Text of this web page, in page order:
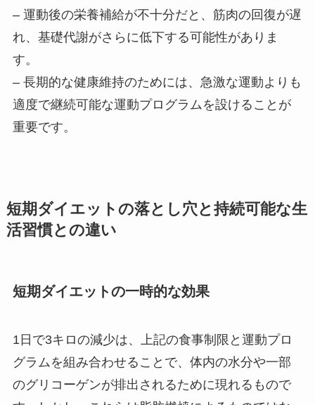
– 運動後の栄養補給が不十分だと、筋肉の回復が遅
れ、基礎代謝がさらに低下する可能性がありま
す。
– 長期的な健康維持のためには、急激な運動よりも
適度で継続可能な運動プログラムを設けることが
重要です。
短期ダイエットの落とし穴と持続可能な生
活習慣との違い
短期ダイエットの一時的な効果
1日で3キロの減少は、上記の食事制限と運動プロ
グラムを組み合わせることで、体内の水分や一部
のグリコーゲンが排出されるために現れるもので